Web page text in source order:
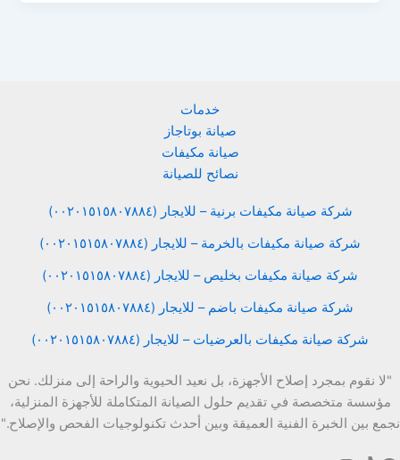
خدمات
صيانة بوتاجاز
صيانة مكيفات
نصائح للصيانة
شركة صيانة مكيفات برنية – للايجار (٠٠٢٠١٥١٥٨٠٧٨٨٤)
شركة صيانة مكيفات بالخرمة – للايجار (٠٠٢٠١٥١٥٨٠٧٨٨٤)
شركة صيانة مكيفات بخليص – للايجار (٠٠٢٠١٥١٥٨٠٧٨٨٤)
شركة صيانة مكيفات باضم – للايجار (٠٠٢٠١٥١٥٨٠٧٨٨٤)
شركة صيانة مكيفات بالعرضيات – للايجار (٠٠٢٠١٥١٥٨٠٧٨٨٤)
"لا نقوم بمجرد إصلاح الأجهزة، بل نعيد الحيوية والراحة إلى منزلك. نحن
مؤسسة متخصصة في تقديم حلول الصيانة المتكاملة للأجهزة المنزلية،
نجمع بين الخبرة الفنية العميقة وبين أحدث تكنولوجيات الفحص والإصلاح."